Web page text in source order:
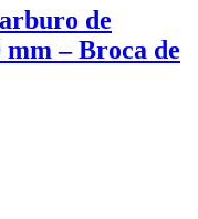
de
– Broca de